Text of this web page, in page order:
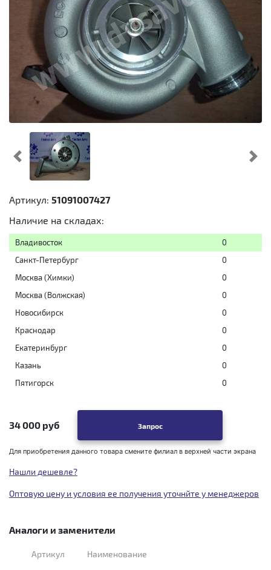
Предыдущий
Артикул: 51091007427
Наличие на складах:
Владивосток
0
Санкт-Петербург
0
Москва (Химки)
0
Москва (Волжская)
0
Новосибирск
0
Краснодар
0
Екатеринбург
0
Казань
0
Пятигорск
0
34 000 руб Запрос
Для приобретения данного товара смените филиал в верхней части экрана
Нашли дешевле?
Оптовую цену и условия ее получения уточнйте у менеджеров
Аналоги и заменители
Артикул Наименование